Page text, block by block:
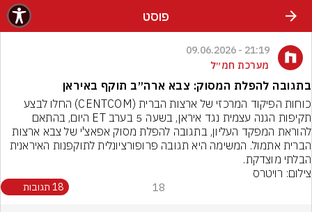
פוסט
21:19 - 09.06.2026
מערכת חמ״ל
בתגובה להפלת המסוק: צבא ארה״ב תוקף באיראן
‏כוחות הפיקוד המרכזי של ארצות הברית (CENTCOM) החלו לבצע
להוראת המפקד העליון, בתגובה להפלת מסוק אפאצ'י של צבא ארצות
הבלתי מוצדקת.
צילום: רויטרס
18 18 תגובות